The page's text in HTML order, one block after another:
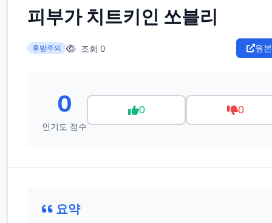
피부가 치트키인 쏘블리
후방주의 조회 0 원
0
인기도 점수
0 0
요약